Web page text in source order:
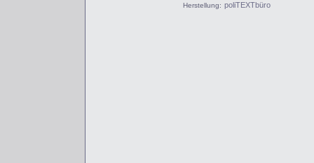
Herstellung: poliTEXTbüro